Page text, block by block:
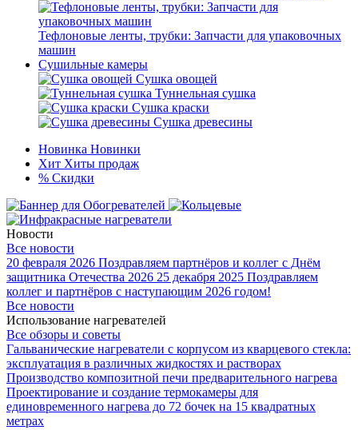
Тефлоновые ленты, трубки: Запчасти для упаковочных
машин
Сушильные камеры
Сушка овощей
Туннельная сушка
Сушка краски
Сушка древесины
Новинка Новинки
Хит Хиты продаж
% Скидки
Новости
Все новости
20 февраля 2026 Поздравляем партнёров и коллег с Днём
защитника Отечества 2026 25 декабря 2025 Поздравляем
коллег и партнёров с наступающим 2026 годом!
Все новости
Использование нагревателей
Все обзоры и советы
Гальванические нагреватели с корпусом из кварцевого стекла:
эксплуатация в различных жидкостях и растворах
Производство композитной печи предварительного нагрева
Проектирование и создание термокамеры для
единовременного нагрева до 72 бочек на 15 квадратных
метрах